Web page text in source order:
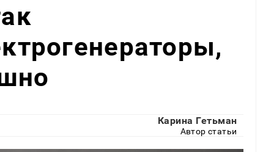
Карина Гетьман
Автор статьи